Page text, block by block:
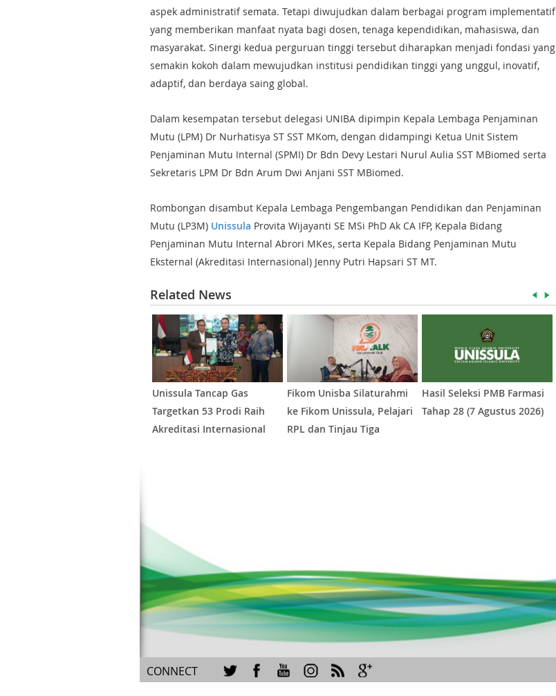
aspek administratif semata. Tetapi diwujudkan dalam berbagai program implementatif
yang memberikan manfaat nyata bagi dosen, tenaga kependidikan, mahasiswa, dan
masyarakat. Sinergi kedua perguruan tinggi tersebut diharapkan menjadi fondasi yang
semakin kokoh dalam mewujudkan institusi pendidikan tinggi yang unggul, inovatif,
adaptif, dan berdaya saing global.
Dalam kesempatan tersebut delegasi UNIBA dipimpin Kepala Lembaga Penjaminan
Mutu (LPM) Dr Nurhatisya ST SST MKom, dengan didampingi Ketua Unit Sistem
Penjaminan Mutu Internal (SPMI) Dr Bdn Devy Lestari Nurul Aulia SST MBiomed serta
Sekretaris LPM Dr Bdn Arum Dwi Anjani SST MBiomed.
Rombongan disambut Kepala Lembaga Pengembangan Pendidikan dan Penjaminan
Mutu (LP3M) Unissula Provita Wijayanti SE MSi PhD Ak CA IFP, Kepala Bidang
Penjaminan Mutu Internal Abrori MKes, serta Kepala Bidang Penjaminan Mutu
Eksternal (Akreditasi Internasional) Jenny Putri Hapsari ST MT.
Related News
Unissula Tancap Gas
Targetkan 53 Prodi Raih
Akreditasi Internasional
Fikom Unisba Silaturahmi
ke Fikom Unissula, Pelajari
RPL dan Tinjau Tiga
Hasil Seleksi PMB Farmasi
Tahap 28 (7 Agustus 2026)
CONNECT